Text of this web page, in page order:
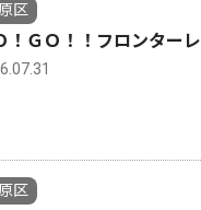
区
！ＧＯ！！フロンターレ
区